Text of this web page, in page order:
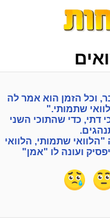
וכל הזמן הוא אמר לה
שתמותי."
דתי, כדי שהתוכי השני
שתמותי, הלוואי
ועונה לו "אמן"